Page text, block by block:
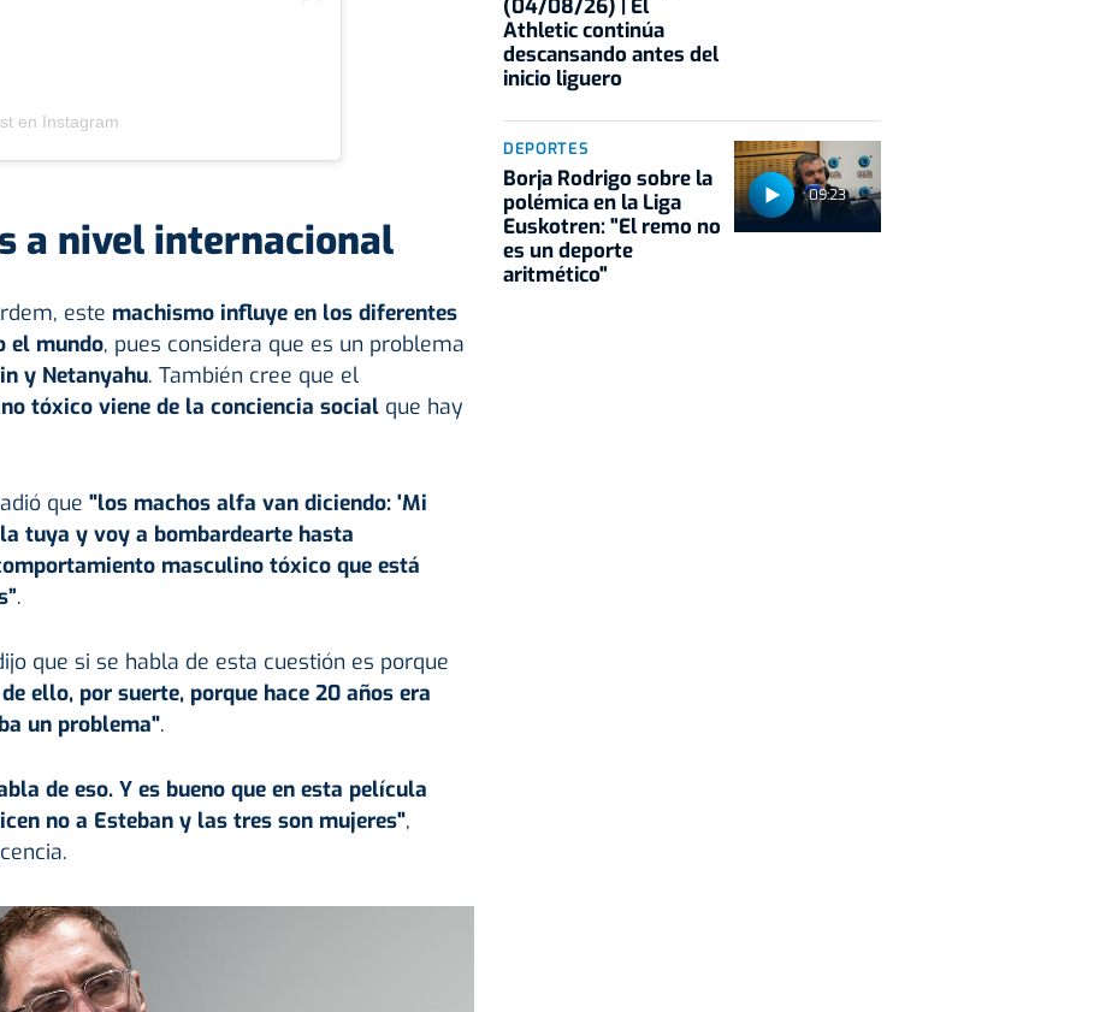
en Instagram
a nivel internacional
este machismo influye en los diferentes
el mundo, pues considera que es un problema
y Netanyahu. También cree que el
tóxico viene de la conciencia socialque hay
que "los machos alfa van diciendo: 'Mi
tuya y voy a bombardearte hasta
masculino tóxico que está
.
que si se habla de esta cuestión es porque
ello, por suerte, porque hace 20 años era
un problema".
de eso. Y es bueno que en esta película
no a Esteban y las tres son mujeres",
(04/08/26) | El
Athletic continúa
descansando antes del
inicio liguero
09:23
DEPORTES
Borja Rodrigo sobre la
polémica en la Liga
Euskotren: "El remo no
es un deporte
aritmético"